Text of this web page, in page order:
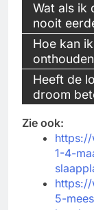
Wat als ik
nooit
Hoe kan
Heeft de
droom
Zie ook:
1-4-
5-